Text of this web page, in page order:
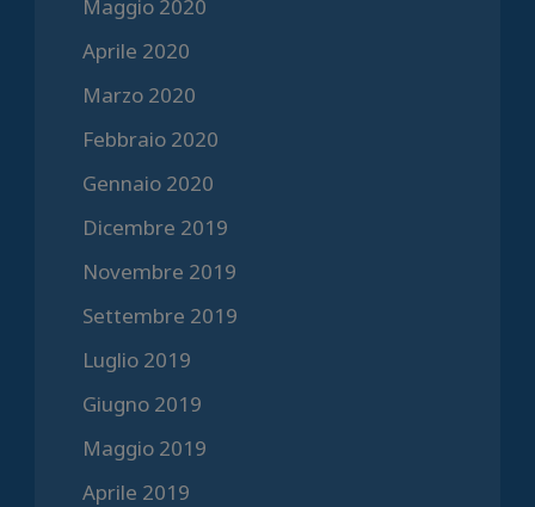
Maggio 2020
Aprile 2020
Marzo 2020
Febbraio 2020
Gennaio 2020
Dicembre 2019
Novembre 2019
Settembre 2019
Luglio 2019
Giugno 2019
Maggio 2019
Aprile 2019